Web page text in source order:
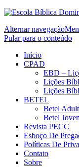
Alternar navegação
Pular para o conteúdo
Início
CPAD
EBD –
Lições
Lições
BETEL
Betel
Betel
Revista PECC
Esboço De
Políticas De
Contato
Sobre